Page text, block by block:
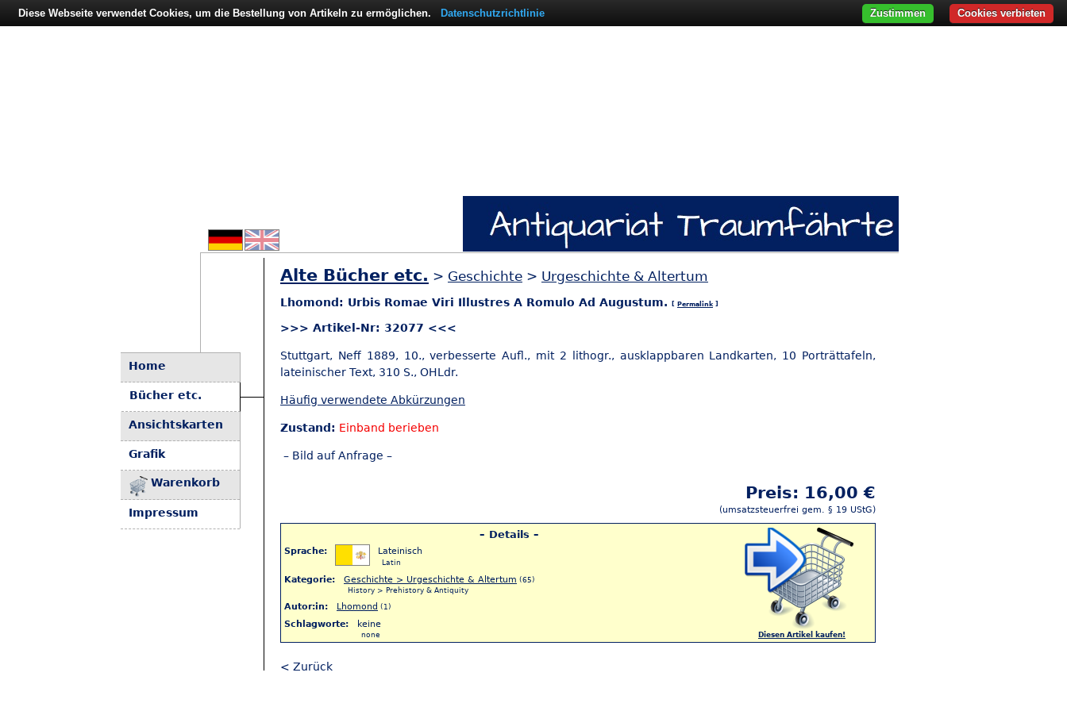
Home
Bücher etc.
Ansichtskarten
Grafik
Warenkorb
Impressum
Alte Bücher etc. > Geschichte > Urgeschichte & Altertum
Lhomond: Urbis Romae Viri Illustres A Romulo Ad Augustum. [ Permalink]
>>> Artikel-Nr: 32077 <<<
Stuttgart, Neff 1889, 10., verbesserte Aufl., mit 2 lithogr., ausklappbaren Landkarten, 10 Porträttafeln,
lateinischer Text, 310 S., OHLdr.
Häufig verwendete Abkürzungen
Zustand: Einband berieben
– Bild auf Anfrage –
Preis: 16,00 €
(umsatzsteuerfrei gem. § 19 UStG)
Diesen Artikel kaufen!
– Details –
Sprache: Lateinisch
Latin
Kategorie: Geschichte > Urgeschichte & Altertum (65)
History > Prehistory & Antiquity
Autor:in: Lhomond (1)
Schlagworte: keine
none
< Zurück
Diese Webseite verwendet Cookies, um die Bestellung von Artikeln zu ermöglichen. Datenschutzrichtlinie Cookies verbieten
Zustimmen